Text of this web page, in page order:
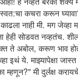
स्वत:चा कचरा करून
नाही मी. मग
हेही सोडवत नव्हतंच.
ते अबोल, करूण भाव
इथं ये. माझ्यापेक्षा
मी दुर्लक्ष